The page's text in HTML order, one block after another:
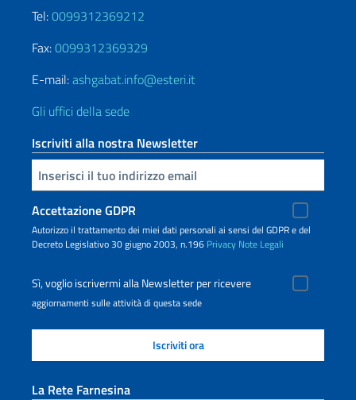
Tel:0099312369212
Fax:0099312369329
E-mail:ashgabat.info@esteri.it
Gli uffici della sede
Iscriviti alla nostra Newsletter
Inserisci la tua email
Accettazione GDPR
Autorizzo il trattamento dei miei dati personali ai sensi del GDPR e del
Decreto Legislativo 30 giugno 2003, n.196 Privacy Note Legali
Sì, voglio iscrivermi alla Newsletter per ricevere
aggiornamenti sulle attività di questa sede
La Rete Farnesina